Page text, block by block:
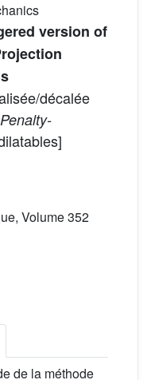
version of
décalée
Volume 352
de la méthode